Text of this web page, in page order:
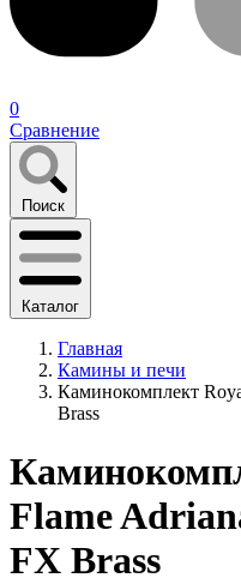
0
Сравнение
Поиск
Каталог
Главная
Камины и печи
Каминокомплект
Brass
Flame
FX Brass